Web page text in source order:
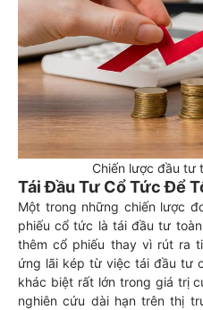
Chiến lược đầu tư
Tái Đầu Tư Cổ Tức Để
Một trong những chiến lược
phiếu cổ tức là tái đầu tư
thêm cổ phiếu thay vì rút ra
ứng lãi kép từ việc tái đầu tư
khác biệt rất lớn trong giá trị
nghiên cứu dài hạn trên thị